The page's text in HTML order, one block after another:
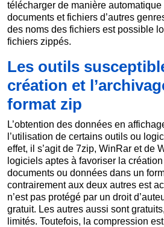
télécharger de manière
documents et fichiers d’autres
des noms des fichiers est possible
fichiers zippés.
Les outils
création et
format zip
L’obtention des données en
l’utilisation de certains outils ou
effet, il s’agit de 7zip, WinRar et de
logiciels aptes à favoriser la
documents ou données dans un
contrairement aux deux autres est
n’est pas protégé par un droit
gratuit. Les autres aussi sont
limités. Toutefois, la compression